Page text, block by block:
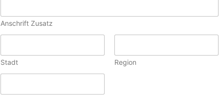
Anschrift Zusatz
Stadt Region